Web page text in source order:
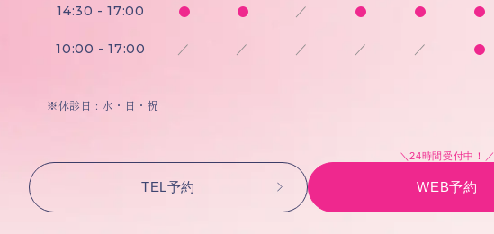
14:30 - 17:00 ／
10:00 - 17:00 ／ ／ ／ ／ ／
※休診日 : 水・日・祝
TEL予約
＼24時間受付中！／
WEB予約